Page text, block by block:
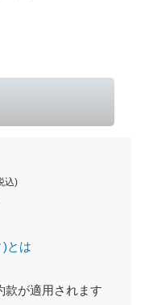
込)
とは
款が適用されます